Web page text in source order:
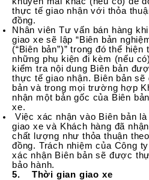
thực tế giao nhận với thỏa
đồng.
Nhân viên Tư vấn bán hàng
giao xe sẽ lập “Biên bản
(“Biên bản”)” trong đó thể
những phụ kiện đi kèm (nếu
kiểm tra nội dung Biên bản
thực tế giao nhận. Biên bản
bản và trong mọi trường hợp
nhận một bản gốc của Biên
xe.
Việc xác nhận vào Biên bản
giao xe và Khách hàng đã
chất lượng như thỏa thuận
đồng. Trách nhiệm của Công
xác nhận Biên bản sẽ được
bảo hành.
5. Thời gian giao xe